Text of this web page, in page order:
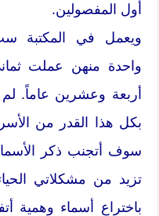
أول المفصولين.
ويعمل في المكتبة
واحدة منهن عملت
أربعة وعشرين عاماً. لم
بكل هذا القدر من
سوف أتجنب ذكر
تزيد من مشكلاتي
باختراع أسماء وهمية